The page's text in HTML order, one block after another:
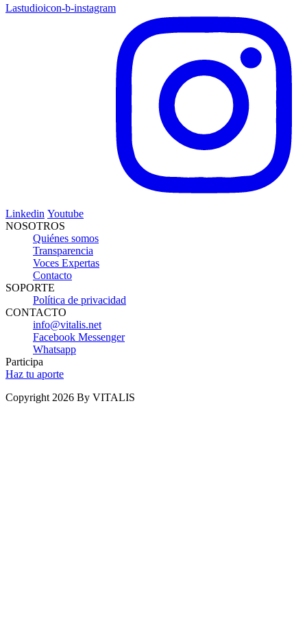
Lastudioicon-b-instagram
Linkedin Youtube
NOSOTROS
Quiénes somos
Transparencia
Voces Expertas
Contacto
SOPORTE
Política de privacidad
CONTACTO
info@vitalis.net
Facebook Messenger
Whatsapp
Participa
Haz tu aporte
Copyright 2026 By VITALIS